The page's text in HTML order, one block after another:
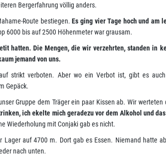
Bergerfahrung völlig anders.
Route bestiegen.Es ging vier Tage hoch und am
6000 bis auf 2500 Höhenmeter war grausam.
hatten. Die Mengen, die wir verzehrten, standen in
jemand von uns.
strikt verboten. Aber wo ein Verbot ist, gibt es
Gepäck.
Gruppe dem Träger ein paar Kissen ab. Wir werteten
ich ekelte mich geradezu vor dem Alkohol und
Wiederholung mit Conjaki gab es nicht.
auf 4700 m. Dort gab es Essen. Niemand hatte
nach unten.